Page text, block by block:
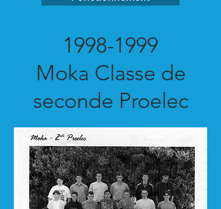
1998-1999
Moka Classe de
seconde Proelec